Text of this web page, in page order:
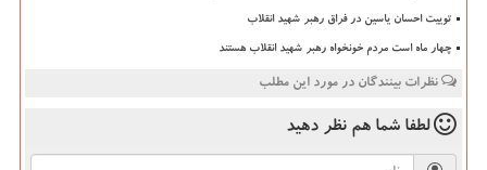
توییت احسان یاسین در فراق رهبر شهید انقلاب
چهار ماه است مردم خونخواه رهبر شهید انقلاب هستند
نظرات بینندگان در مورد این مطلب
لطفا شما هم نظر دهید